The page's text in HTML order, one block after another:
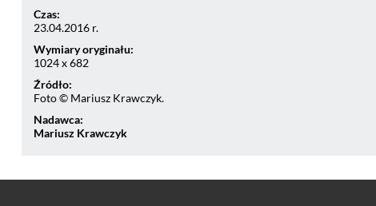
Czas:
23.04.2016 r.
Wymiary oryginału:
1024 x 682
Źródło:
Foto © Mariusz Krawczyk.
Nadawca:
Mariusz Krawczyk